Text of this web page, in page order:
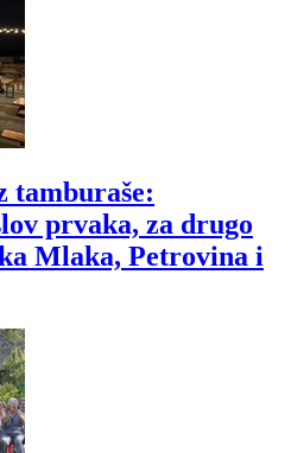
tamburaše:
prvaka, za drugo
Mlaka, Petrovina i